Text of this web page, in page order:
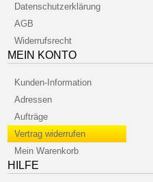
Datenschutzerklärung
AGB
Widerrufsrecht
MEIN KONTO
Kunden-Information
Adressen
Aufträge
Vertrag widerrufen
Mein Warenkorb
HILFE